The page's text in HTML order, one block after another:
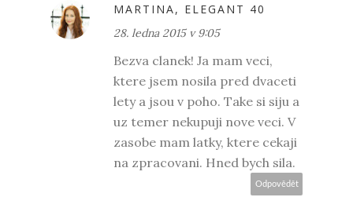
MARTINA, ELEGANT 40
28. ledna 2015 v 9:05
Bezva clanek! Ja mam veci,
ktere jsem nosila pred dvaceti
lety a jsou v poho. Take si siju a
uz temer nekupuji nove veci. V
zasobe mam latky, ktere cekaji
na zpracovani. Hned bych sila.
Odpovědět